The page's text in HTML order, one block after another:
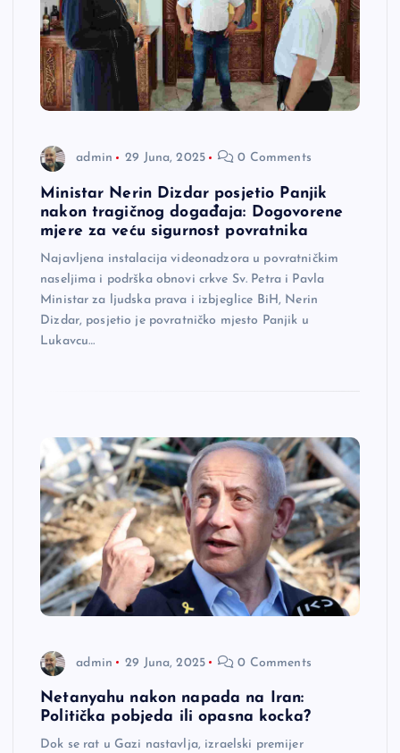
admin 29 Juna, 2025 0 Comments
Ministar Nerin Dizdar posjetio Panjik
nakon tragičnog događaja: Dogovorene
mjere za veću sigurnost povratnika
Najavljena instalacija videonadzora u povratničkim
naseljima i podrška obnovi crkve Sv. Petra i Pavla
Ministar za ljudska prava i izbjeglice BiH, Nerin
Dizdar, posjetio je povratničko mjesto Panjik u
Lukavcu…
admin 29 Juna, 2025 0 Comments
Netanyahu nakon napada na Iran:
Politička pobjeda ili opasna kocka?
Dok se rat u Gazi nastavlja, izraelski premijer